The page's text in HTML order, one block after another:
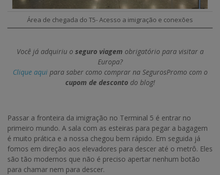
Área de chegada do T5- Acesso a imigração e conexões
Você já adquiriu o seguro viagem obrigatório para visitar a
Europa?
Clique aquipara saber como comprar na SegurosPromo com o
cupom de descontodo blog!
Passar a fronteira da imigração no Terminal 5 é entrar no
primeiro mundo. A sala com as esteiras para pegar a bagagem
é muito prática e a nossa chegou bem rápido. Em seguida já
fomos em direção aos elevadores para descer até o metrô. Eles
são tão modernos que não é preciso apertar nenhum botão
para chamar nem para descer.